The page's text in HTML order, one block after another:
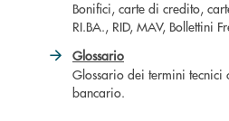
Bonifici, carte di credito,
RI.BA., RID, MAV, Bollettini
Glossario
Glossario dei termini tecnici
bancario.